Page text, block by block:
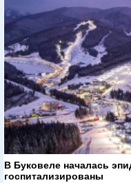
В Буковеле началась
госпитализированы